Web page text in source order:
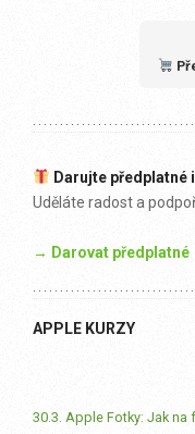
Darujte předplatné
Uděláte radost a
→ Darovat předplatné
APPLE KURZY
30.3. Apple Fotky: Jak